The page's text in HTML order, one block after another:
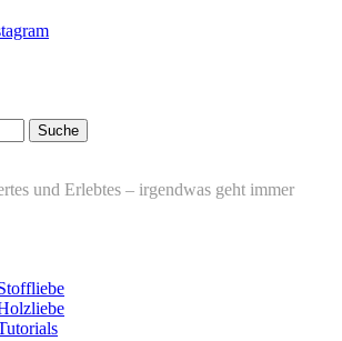
und Erlebtes – irgendwas geht immer